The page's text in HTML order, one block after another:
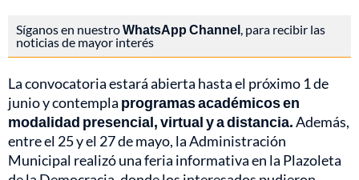
Síganos en nuestroWhatsApp Channel, para recibir las
noticias de mayor interés
La convocatoria estará abierta hasta el próximo 1 de
junio y contempla programas académicos en
modalidad presencial, virtual y a distancia.Además,
entre el 25 y el 27 de mayo, la Administración
Municipal realizó una feria informativa en la Plazoleta